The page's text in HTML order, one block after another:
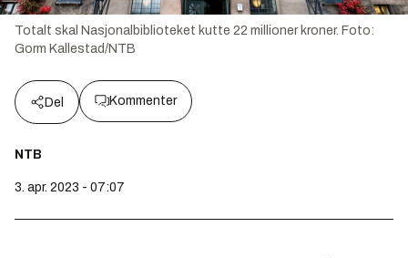
Totalt skal Nasjonalbiblioteket kutte 22 millioner kroner. Foto:
Gorm Kallestad/NTB
Del Kommenter
NTB
3. apr. 2023 - 07:07